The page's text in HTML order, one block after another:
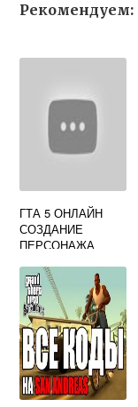
Рекомендуем:
ГТА 5 ОНЛАЙН
СОЗДАНИЕ
ПЕРСОНАЖА